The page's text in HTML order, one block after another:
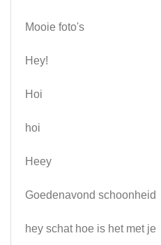
Mooie foto's
Hey!
Hoi
hoi
Heey
Goedenavond schoonheid
hey schat hoe is het met je